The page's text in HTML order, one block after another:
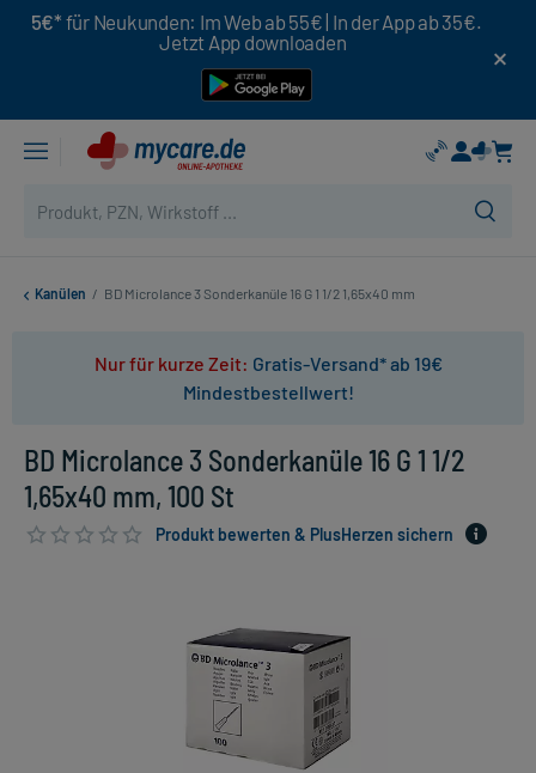
5€* für Neukunden: Im Web ab 55€ | In der App ab 35€.
Jetzt App downloaden
Kanülen / BD Microlance 3 Sonderkanüle 16 G 1 1/2 1,65x40 mm
Nur für kurze Zeit: Gratis-Versand* ab 19€
Mindestbestellwert!
BD Microlance 3 Sonderkanüle 16 G 1 1/2
1,65x40 mm, 100 St
Produkt bewerten & PlusHerzen sichern